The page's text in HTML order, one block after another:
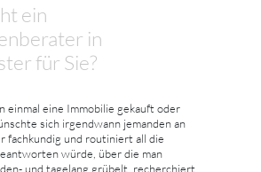
ein
in
für Sie?
einmal eine Immobilie gekauft oder
sich irgendwann jemanden an
fachkundig und routiniert all die
würde, über die man
und tagelang grübelt, recherchiert,